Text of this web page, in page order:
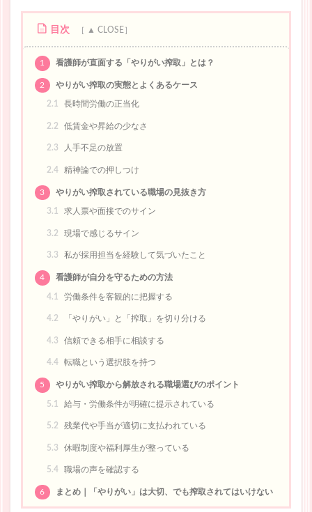
目次
1 看護師が直面する「やりがい搾取」とは？
2 やりがい搾取の実態とよくあるケース
2.1 長時間労働の正当化
2.2 低賃金や昇給の少なさ
2.3 人手不足の放置
2.4 精神論での押しつけ
3 やりがい搾取されている職場の見抜き方
3.1 求人票や面接でのサイン
3.2 現場で感じるサイン
3.3 私が採用担当を経験して気づいたこと
4 看護師が自分を守るための方法
4.1 労働条件を客観的に把握する
4.2 「やりがい」と「搾取」を切り分ける
4.3 信頼できる相手に相談する
4.4 転職という選択肢を持つ
5 やりがい搾取から解放される職場選びのポイント
5.1 給与・労働条件が明確に提示されている
5.2 残業代や手当が適切に支払われている
5.3 休暇制度や福利厚生が整っている
5.4 職場の声を確認する
6 まとめ｜「やりがい」は大切、でも搾取されてはいけない